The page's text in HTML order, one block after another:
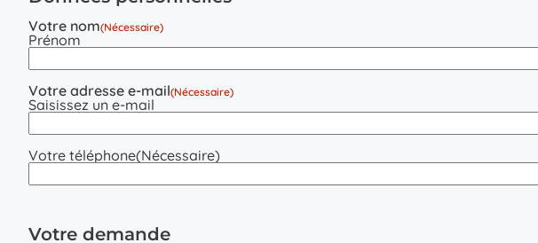
Votre nom(Nécessaire)
Prénom
Votre adresse e-mail(Nécessaire)
Saisissez un e-mail
Votre téléphone(Nécessaire)
Votre demande